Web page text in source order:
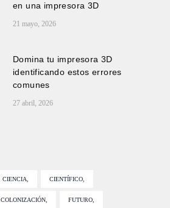
en una impresora 3D
21 mayo, 2026
Domina tu impresora 3D
identificando estos errores
comunes
27 abril, 2026
CIENCIA CIENTÍFICO
COLONIZACIÓN FUTURO